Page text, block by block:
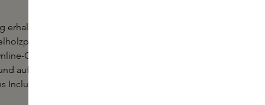
erhalten Sie ein Set mit zehn Proben
und einer Mini-Duftkerze. Außerdem
Gutschein im Wert von 20 €, den Sie in
auf skins.de einlösen können. Dieser muss über
Inclusive-Konto aktiviert werden.